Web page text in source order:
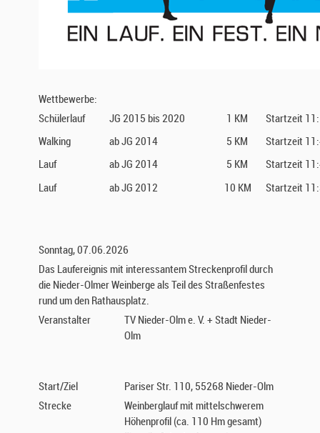
Wettbewerbe:
Schülerlauf
JG 2015 bis 2020 1 KM
Startzeit
Walking
ab JG 2014 5 KM
Startzeit
Lauf
ab JG 2014 5 KM
Startzeit
Lauf
ab JG 2012 10 KM Startzeit
Sonntag, 07.06.2026
Das Laufereignis mit interessantem Streckenprofil durch
die Nieder-Olmer Weinberge als Teil des Straßenfestes
rund um den Rathausplatz.
Veranstalter
TV Nieder-Olm e. V. + Stadt Nieder-
Olm
Start/Ziel
Pariser Str. 110, 55268 Nieder-Olm
Strecke
Weinberglauf mit mittelschwerem
Höhenprofil (ca. 110 Hm gesamt)